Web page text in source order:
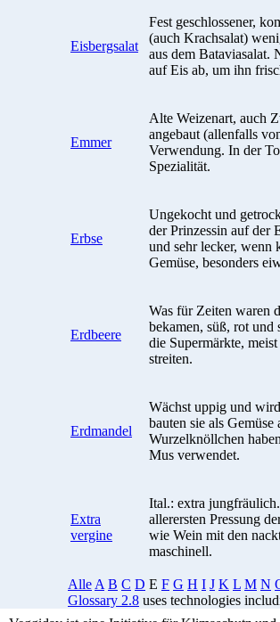
Eisbergsalat
Fest geschlossener,
(auch Krachsalat)
aus dem Bataviasalat.
auf Eis ab, um ihn
Emmer
Alte Weizenart, auch
angebaut (allenfalls
Verwendung. In der
Spezialität.
Erbse
Ungekocht und
der Prinzessin auf der
und sehr lecker, wenn
Gemüse, besonders
Erdbeere
Was für Zeiten waren
bekamen, süß, rot
die Supermärkte,
streiten.
Erdmandel
Wächst uppig und
bauten sie als
Wurzelknöllchen
Mus verwendet.
Extra
vergine
Ital.: extra
allerersten Pressung
wie Wein mit den
maschinell.
Alle A B C D E F G H I J K L M N
Glossary 2.8 uses technologies